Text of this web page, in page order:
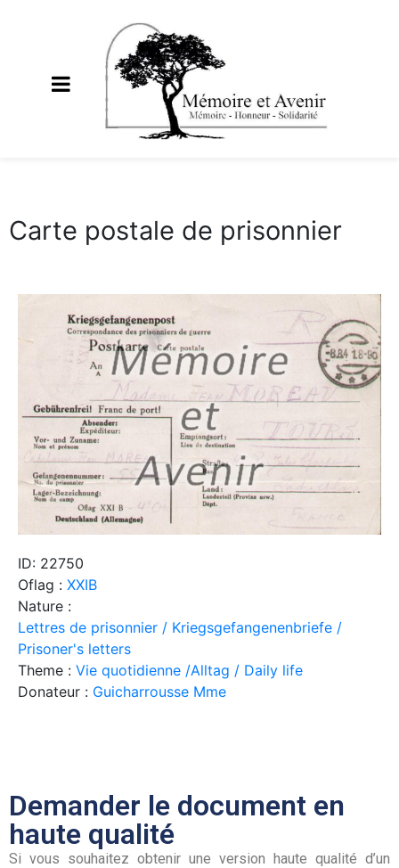
Carte postale de prisonnier
ID: 22750
Oflag : XXIB
Nature :
Lettres de prisonnier / Kriegsgefangenenbriefe /
Prisoner's letters
Theme : Vie quotidienne /Alltag / Daily life
Donateur : Guicharrousse Mme
Demander le document en
haute qualité
Si vous souhaitez obtenir une version haute qualité d’un